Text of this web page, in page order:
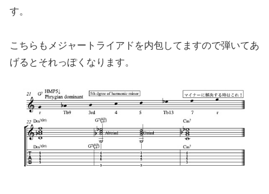
す。
こちらもメジャートライアドを内包してますので弾いてあ
げるとそれっぽくなります。